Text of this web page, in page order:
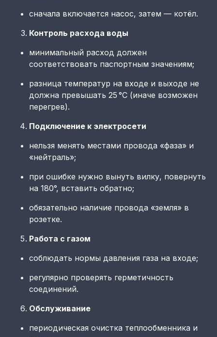
сначала включается насос, затем — котёл.
Контроль расхода воды
минимальный расход должен
соответствовать паспортным значениям;
разница температур на входе и выходе не
должна превышать 25 °C (иначе возможен
перегрев).
Подключение к электросети
нельзя менять местами провода «фаза» и
«нейтраль»;
при ошибке нужно вынуть вилку, повернуть
на 180°, вставить обратно;
обязательно наличие провода «земля» в
розетке.
Работа с газом
соблюдать нормы давления газа на входе;
регулярно проверять герметичность
соединений.
Обслуживание
периодическая очистка теплообменника и